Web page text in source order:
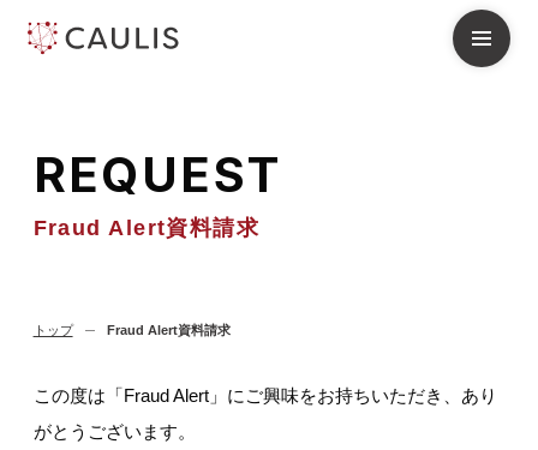
REQUEST
Fraud Alert資料請求
トップ Fraud Alert資料請求
この度は「Fraud Alert」にご興味をお持ちいただき、あり
がとうございます。